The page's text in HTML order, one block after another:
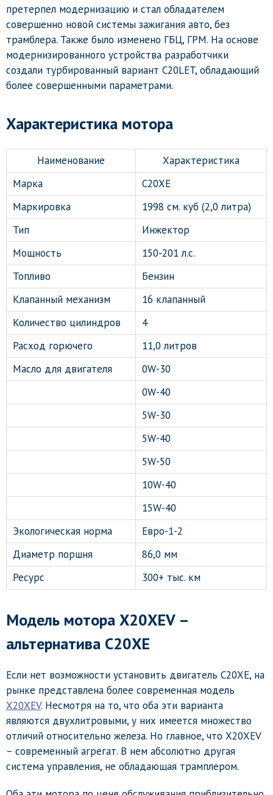
претерпел модернизацию и стал обладателем
совершенно новой системы зажигания авто, без
трамблера. Также было изменено ГБЦ, ГРМ. На основе
модернизированного устройства разработчики
создали турбированный вариант C20LET, обладающий
более совершенными параметрами.
Характеристика мотора
Наименование
Характеристика
Марка
C20XE
Маркировка
1998 см. куб (2,0 литра)
Тип
Инжектор
Мощность
150-201 л.с.
Топливо
Бензин
Клапанный механизм
16 клапанный
Количество цилиндров
4
Расход горючего
11,0 литров
Масло для двигателя
0W-30
0W-40
5W-30
5W-40
5W-50
10W-40
15W-40
Экологическая норма
Евро-1-2
Диаметр поршня
86,0 мм
Ресурс
300+ тыс. км
Модель мотора Х20XEV –
альтернатива С20ХЕ
Если нет возможности установить двигатель С20ХЕ, на
рынке представлена более современная модель
Х20XEV. Несмотря на то, что оба эти варианта
являются двухлитровыми, у них имеется множество
отличий относительно железа. Но главное, что Х20XEV
– современный агрегат. В нем абсолютно другая
система управления, не обладающая трамплером.